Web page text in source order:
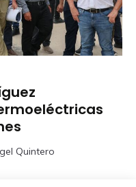
Quintero